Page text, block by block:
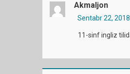
Akmaljon
Sentabr 22,
11-sinf ingliz